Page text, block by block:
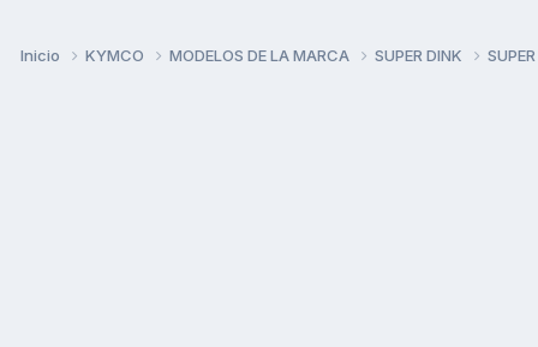
Inicio KYMCO MODELOS DE LA MARCA SUPER DINK